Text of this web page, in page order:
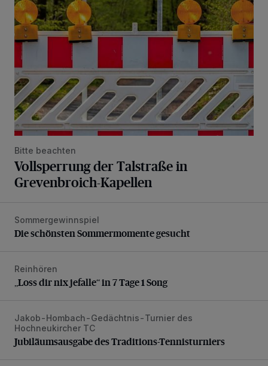
Bitte beachten
Vollsperrung der Talstraße in
Grevenbroich-Kapellen
Die schönsten Sommermomente gesucht
Sommergewinnspiel
Die schönsten Sommermomente gesucht
„Loss dir nix jefalle“ in 7 Tage 1 Song
Reinhören
„Loss dir nix jefalle“ in 7 Tage 1 Song
Jubiläumsausgabe des Traditions-Tennisturniers
Jakob-Hombach-Gedächtnis-Turnier des
Hochneukircher TC
Jubiläumsausgabe des Traditions-Tennisturniers